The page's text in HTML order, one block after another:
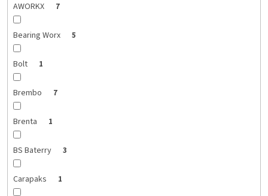
AWORKX 7
Bearing Worx 5
Bolt 1
Brembo 7
Brenta 1
BS Baterry 3
Carapaks 1